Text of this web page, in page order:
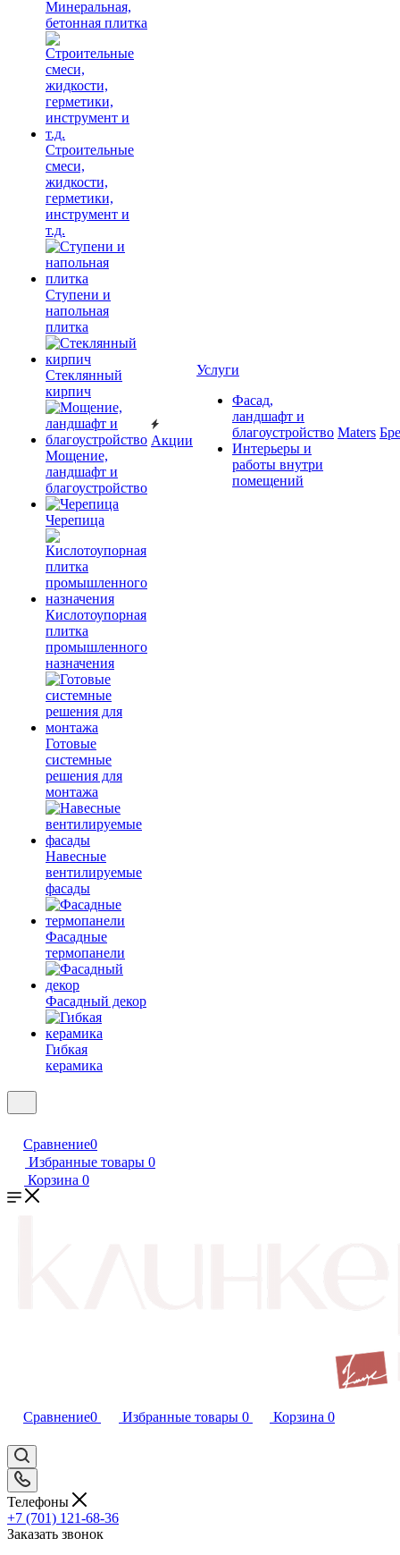
Минеральная,
бетонная плитка
Строительные
смеси,
жидкости,
герметики,
инструмент и
т.д.
Ступени и
напольная
плитка
Cтеклянный
кирпич
Мощение,
ландшафт и
благоустройство
Черепица
Кислотоупорная
плитка
промышленного
назначения
Готовые
системные
решения для
монтажа
Навесные
вентилируемые
фасады
Фасадные
термопанели
Фасадный декор
Гибкая
керамика
Акции
Услуги
Фасад,
ландшафт и
благоустройство
Интерьеры и
работы внутри
помещений
Maters
Сравнение0
Избранные товары 0
Корзина 0
Сравнение0 Избранные товары 0 Корзина 0
Телефоны
+7 (701) 121-68-36
Заказать звонок